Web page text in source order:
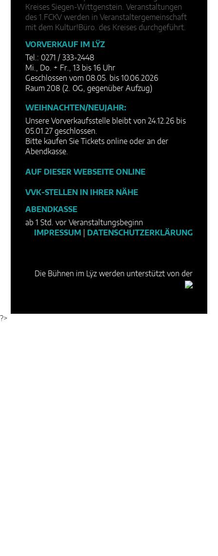
Kreises Siegen-Wittgenstein. Veranstaltungen
des 1.FCKV werden in Veranstaltergemeinschaft
mit dem Kultur!Büro. des Kreises durchgeführt.
VORVERKAUF IM LŸZ
Tel.: 0271 / 333-2448
Mi., Do. + Fr., 13 bis 16 Uhr
Geschlossen vom 08.05. bis 10.06.2026
Raum 208 (2. OG, gegenüber Aufzug)
WEIHNACHTEN/NEUJAHR:
Unsere Vorverkaufsstelle bleibt von 24.12.26 bis
05.01.27 geschlossen.
Bitte kaufen Sie Tickets online oder an der
Abendkasse.
AUF DIESER WEBSEITE ONLINE
VVK-STELLEN IN IHRER NÄHE
ABENDKASSE
ab 1 Std. vor Veranstaltungsbeginn
IMPRESSUM
DATENSCHUTZERKLÄRUNG
Die Bühnen im Lÿz werden unterstützt von der
?>